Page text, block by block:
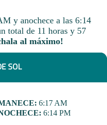
y anochece a las 6:14
total de 11 horas y 57
al máximo!
SOL
6:17 AM
6:14 PM